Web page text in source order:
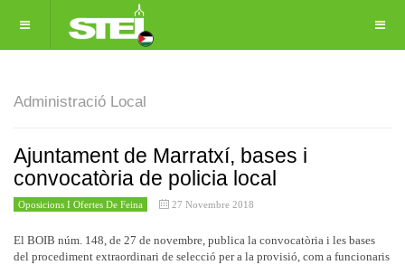
Administració Local
Ajuntament de Marratxí, bases i
convocatòria de policia local
Oposicions I Ofertes De Feina 27 Novembre 2018
El BOIB núm. 148, de 27 de novembre, publica la convocatòria i les bases
del procediment extraordinari de selecció per a la provisió, com a funcionaris